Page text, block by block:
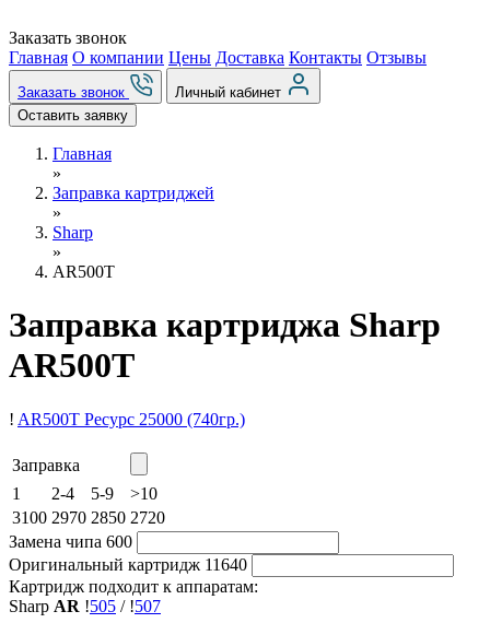
Заказать звонок
Главная О компании Цены Доставка Контакты Отзывы
Заказать звонок
Личный кабинет
Оставить заявку
Главная
»
Заправка картриджей
»
Sharp
»
AR500T
Заправка картриджа Sharp
AR500T
! AR500T Ресурс 25000 (740гр.)
Заправка
1
2-4 5-9
>10
3100 2970 2850 2720
Замена чипа 600
Оригинальный картридж 11640
Картридж подходит к аппаратам:
Sharp AR !505 / !507